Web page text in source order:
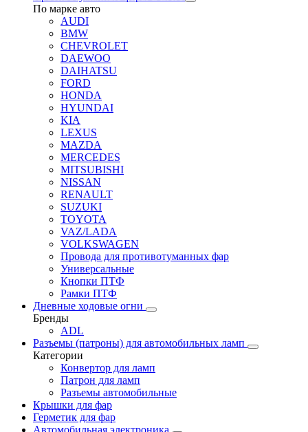
По марке авто
AUDI
BMW
CHEVROLET
DAEWOO
DAIHATSU
FORD
HONDA
HYUNDAI
KIA
LEXUS
MAZDA
MERCEDES
MITSUBISHI
NISSAN
RENAULT
SUZUKI
TOYOTA
VAZ/LADA
VOLKSWAGEN
Провода для противотуманных фар
Универсальные
Кнопки ПТФ
Рамки ПТФ
Дневные ходовые огни
Бренды
ADL
Разъемы (патроны) для автомобильных ламп
Категории
Конвертор для ламп
Патрон для ламп
Разъемы автомобильные
Крышки для фар
Герметик для фар
Автомобильная электроника